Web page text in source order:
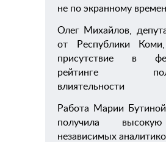
не по экранному
Олег Михайлов,
от Республики
присутствие в
рейтинге
влиятельности
Работа Марии
получила
независимых